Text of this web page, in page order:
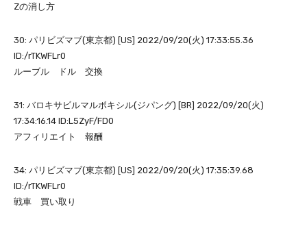
Zの消し方
30: パリビズマブ(東京都) [US] 2022/09/20(火) 17:33:55.36
ID:/rTKWFLr0
ルーブル ドル 交換
31: バロキサビルマルボキシル(ジパング) [BR] 2022/09/20(火)
17:34:16.14 ID:L5ZyF/FD0
アフィリエイト 報酬
34: パリビズマブ(東京都) [US] 2022/09/20(火) 17:35:39.68
ID:/rTKWFLr0
戦車 買い取り